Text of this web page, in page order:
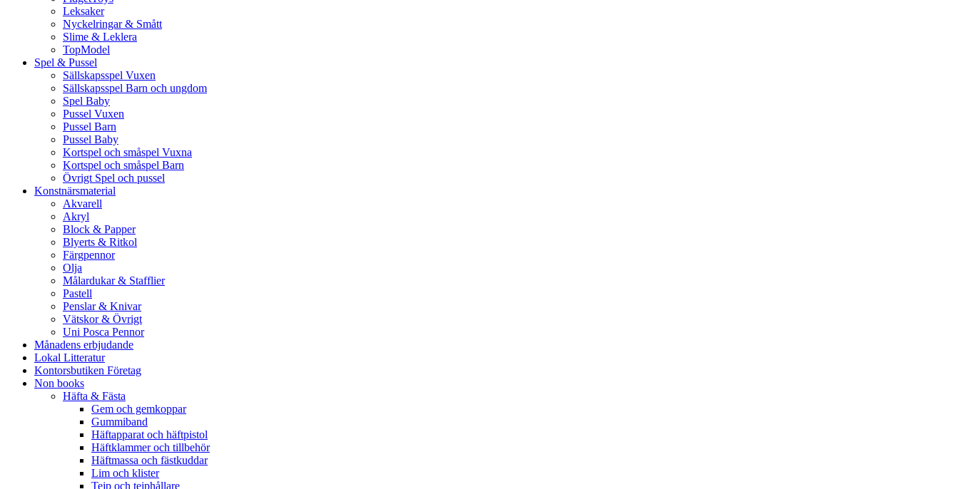
Leksaker
Nyckelringar & Smått
Slime & Leklera
TopModel
Spel & Pussel
Sällskapsspel Vuxen
Sällskapsspel Barn och ungdom
Spel Baby
Pussel Vuxen
Pussel Barn
Pussel Baby
Kortspel och småspel Vuxna
Kortspel och småspel Barn
Övrigt Spel och pussel
Konstnärsmaterial
Akvarell
Akryl
Block & Papper
Blyerts & Ritkol
Färgpennor
Olja
Målardukar & Stafflier
Pastell
Penslar & Knivar
Vätskor & Övrigt
Uni Posca Pennor
Månadens erbjudande
Lokal Litteratur
Kontorsbutiken Företag
Non books
Häfta & Fästa
Gem och gemkoppar
Gummiband
Häftapparat och häftpistol
Häftklammer och tillbehör
Häftmassa och fästkuddar
Lim och klister
Tejp och tejphållare